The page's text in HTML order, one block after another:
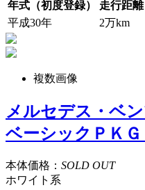
年式（初度登録）
走行距離
平成30年
2万km
複数画像
メルセデス・ベ
ベーシックＰＫ
本体価格： SOLD OUT
ホワイト系